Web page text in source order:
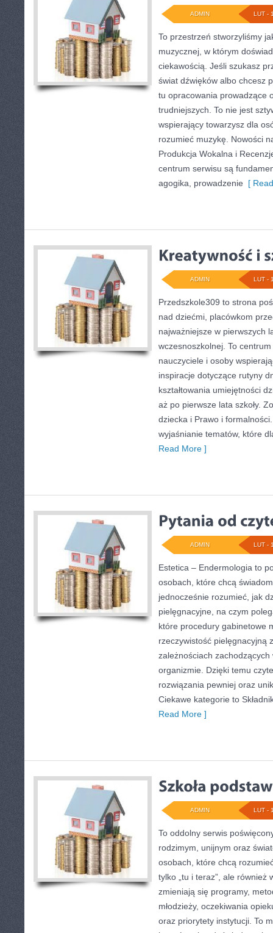
LUT -
ADMIN
To przestrzeń stworzyliśmy
muzycznej, w którym
ciekawością. Jeśli szukasz
świat dźwięków albo chcesz
tu opracowania prowadzące
trudniejszych. To nie jest
wspierający towarzysz dla
rozumieć muzykę. Nowości
Produkcja Wokalna i
centrum serwisu są
agogika, prowadzenie [
LUT -
ADMIN
Przedszkole309 to strona
nad dziećmi, placówkom
najważniejsze w pierwszych
wczesnoszkolnej. To
nauczyciele i osoby
inspiracje dotyczące rutyny
kształtowania umiejętności
aż po pierwsze lata szkoły.
dziecka i Prawo i
wyjaśnianie tematów, które
Read More ]
LUT -
ADMIN
Estetica – Endermologia to
osobach, które chcą
jednocześnie rozumieć, jak
pielęgnacyjne, na czym
które procedury gabinetowe
rzeczywistość pielęgnacyjną
zależnościach
organizmie. Dzięki temu
rozwiązania pewniej oraz
Ciekawe kategorie to
Read More ]
LUT -
ADMIN
To oddolny serwis
rodzimym, unijnym oraz
osobach, które chcą
tylko „tu i teraz”, ale również
zmieniają się programy,
młodzieży, oczekiwania
oraz priorytety instytucji. To